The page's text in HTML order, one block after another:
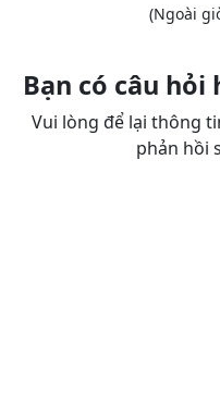
(Ngoài
Bạn có câu hỏi
Vui lòng để lại thông
phản hồi